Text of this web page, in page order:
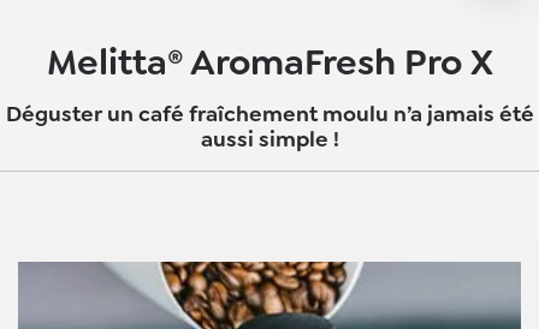
Melitta® AromaFresh Pro X
Déguster un café fraîchement moulu n’a jamais été
aussi simple !